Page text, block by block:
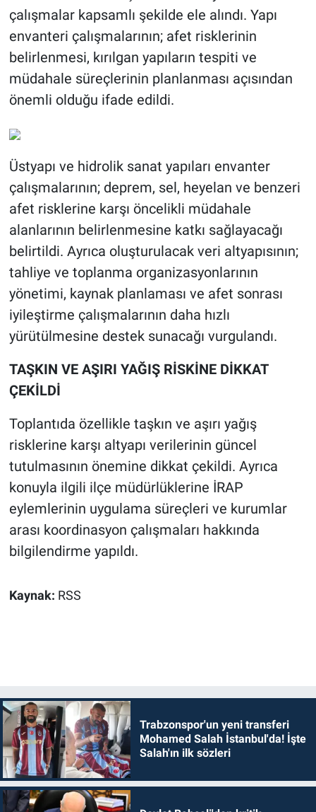
çalışmalar kapsamlı şekilde ele alındı. Yapı
envanteri çalışmalarının; afet risklerinin
belirlenmesi, kırılgan yapıların tespiti ve
müdahale süreçlerinin planlanması açısından
önemli olduğu ifade edildi.
Üstyapı ve hidrolik sanat yapıları envanter
çalışmalarının; deprem, sel, heyelan ve benzeri
afet risklerine karşı öncelikli müdahale
alanlarının belirlenmesine katkı sağlayacağı
belirtildi. Ayrıca oluşturulacak veri altyapısının;
tahliye ve toplanma organizasyonlarının
yönetimi, kaynak planlaması ve afet sonrası
iyileştirme çalışmalarının daha hızlı
yürütülmesine destek sunacağı vurgulandı.
TAŞKIN VE AŞIRI YAĞIŞ RİSKİNE DİKKAT
ÇEKİLDİ
Toplantıda özellikle taşkın ve aşırı yağış
risklerine karşı altyapı verilerinin güncel
tutulmasının önemine dikkat çekildi. Ayrıca
konuyla ilgili ilçe müdürlüklerine İRAP
eylemlerinin uygulama süreçleri ve kurumlar
arası koordinasyon çalışmaları hakkında
bilgilendirme yapıldı.
Kaynak: RSS
Trabzonspor'un yeni transferi
Mohamed Salah İstanbul'da! İşte
Salah'ın ilk sözleri